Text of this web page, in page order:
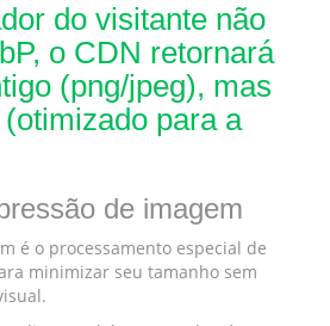
do visitante não
o CDN retornará
(png/jpeg), mas
para a
de imagem
é o processamento especial de
minimizar seu tamanho sem